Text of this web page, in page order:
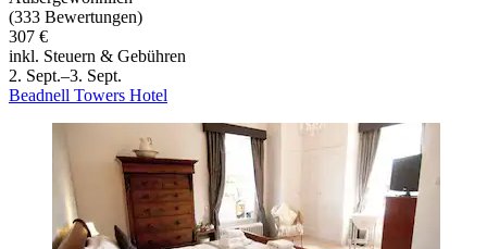
(333 Bewertungen)
307 €
inkl. Steuern & Gebühren
2. Sept.–3. Sept.
Beadnell Towers Hotel